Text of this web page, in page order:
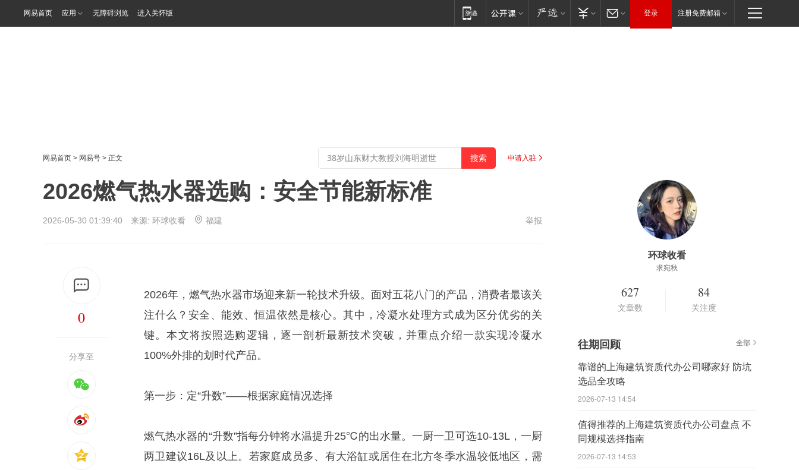
网易首页 应用 无障碍浏览 进入关怀版 登录 注册免费邮箱
网易首页 > 网易号 > 正文 申请入驻
2026燃气热水器选购：安全节能新标准
2026-05-30 01:39:40 来源: 环球收看 福建 举报
0
分享至
2026年，燃气热水器市场迎来新一轮技术升级。面对五花八门的产品，消费者最该关
注什么？安全、能效、恒温依然是核心。其中，冷凝水处理方式成为区分优劣的关
键。本文将按照选购逻辑，逐一剖析最新技术突破，并重点介绍一款实现冷凝水
100%外排的划时代产品。
第一步：定“升数”——根据家庭情况选择
燃气热水器的“升数”指每分钟将水温提升25℃的出水量。一厨一卫可选10-13L，一厨
两卫建议16L及以上。若家庭成员多、有大浴缸或居住在北方冬季水温较低地区，需
环球收看
求宛秋
627
文章数
84
关注度
往期回顾 全部
靠谱的上海建筑资质代办公司哪家好 防坑
选品全攻略
2026-07-13 14:54
值得推荐的上海建筑资质代办公司盘点 不
同规模选择指南
2026-07-13 14:53